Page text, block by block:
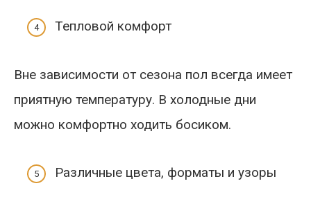
Тепловой комфорт
Вне зависимости от сезона пол всегда имеет
приятную температуру. В холодные дни
можно комфортно ходить босиком.
Различные цвета, форматы и узоры